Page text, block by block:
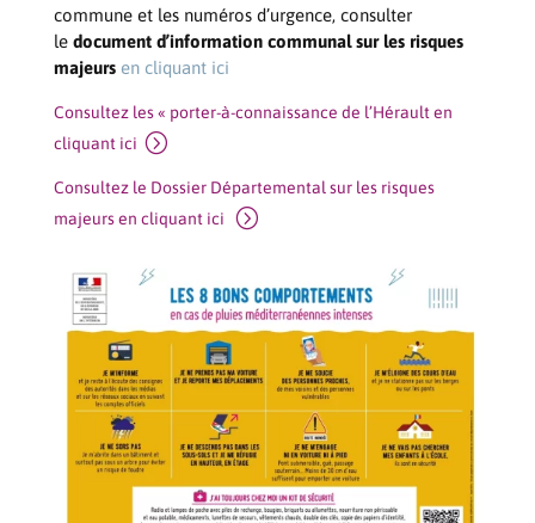
commune et les numéros d’urgence, consulter
le document d’information communal sur les risques
majeurs en cliquant ici
Consultez les « porter-à-connaissance de l’Hérault en
cliquant ici
Consultez le Dossier Départemental sur les risques
majeurs en cliquant ici